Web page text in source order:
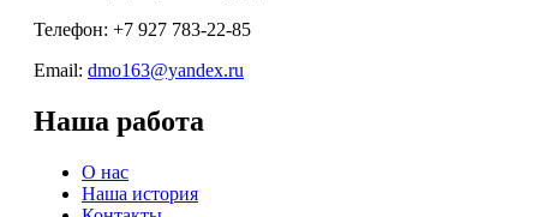
Телефон: +7 927 783-22-85
Email: dmo163@yandex.ru
Наша работа
О нас
Наша история